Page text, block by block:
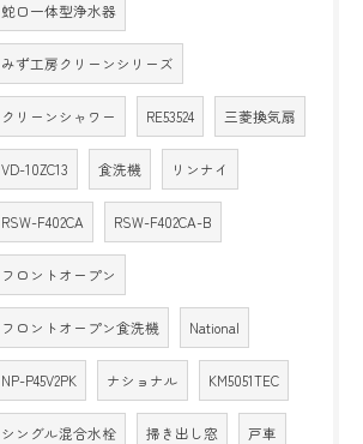
蛇口一体型浄水器
みず工房クリーンシリーズ
クリーンシャワー RE53524 三菱換気扇
VD-10ZC13 食洗機 リンナイ
RSW-F402CA RSW-F402CA-B
フロントオープン
フロントオープン食洗機 National
NP-P45V2PK ナショナル KM5051TEC
シングル混合水栓 掃き出し窓 戸車